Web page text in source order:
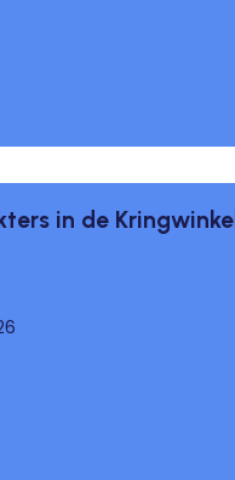
in de Kringwinkel